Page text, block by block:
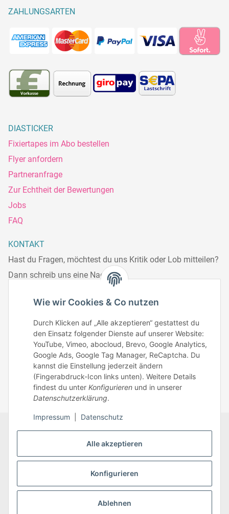
Alle akzeptieren
Konfigurieren
Ablehnen
Wie wir Cookies & Co nutzen
Durch Klicken auf „Alle akzeptieren“ gestattest du
den Einsatz folgender Dienste auf unserer Website:
YouTube, Vimeo, abocloud, Brevo, Google Analytics,
Google Ads, Google Tag Manager, ReCaptcha. Du
kannst die Einstellung jederzeit ändern
(Fingerabdruck-Icon links unten). Weitere Details
findest du unter Konfigurieren und in unserer
Datenschutzerklärung.
Impressum Datenschutz
ZAHLUNGSARTEN
DIASTICKER
Fixiertapes im Abo bestellen
Flyer anfordern
Partneranfrage
Zur Echtheit der Bewertungen
Jobs
FAQ
KONTAKT
Hast du Fragen, möchtest du uns Kritik oder Lob mitteilen?
Dann schreib uns eine Nachricht.
Telefonisch erreichst du uns:
Telefonnr.: 0951/70045771
Zum Kontakt
Datenschutz AGB
Zahlungsmöglichkeiten
Versandinformationen